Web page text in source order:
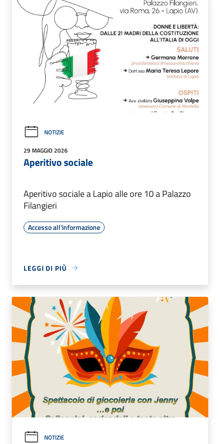
NOTIZIE
29 MAGGIO 2026
Aperitivo sociale
Aperitivo sociale a Lapio alle ore 10 a Palazzo
Filangieri
Accesso all'informazione
LEGGI DI PIÙ
NOTIZIE